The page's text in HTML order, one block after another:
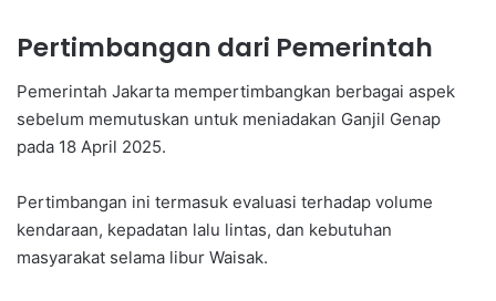
Pertimbangan dari Pemerintah
Pemerintah Jakarta mempertimbangkan berbagai aspek
sebelum memutuskan untuk meniadakan Ganjil Genap
pada 18 April 2025.
Pertimbangan ini termasuk evaluasi terhadap volume
kendaraan, kepadatan lalu lintas, dan kebutuhan
masyarakat selama libur Waisak.